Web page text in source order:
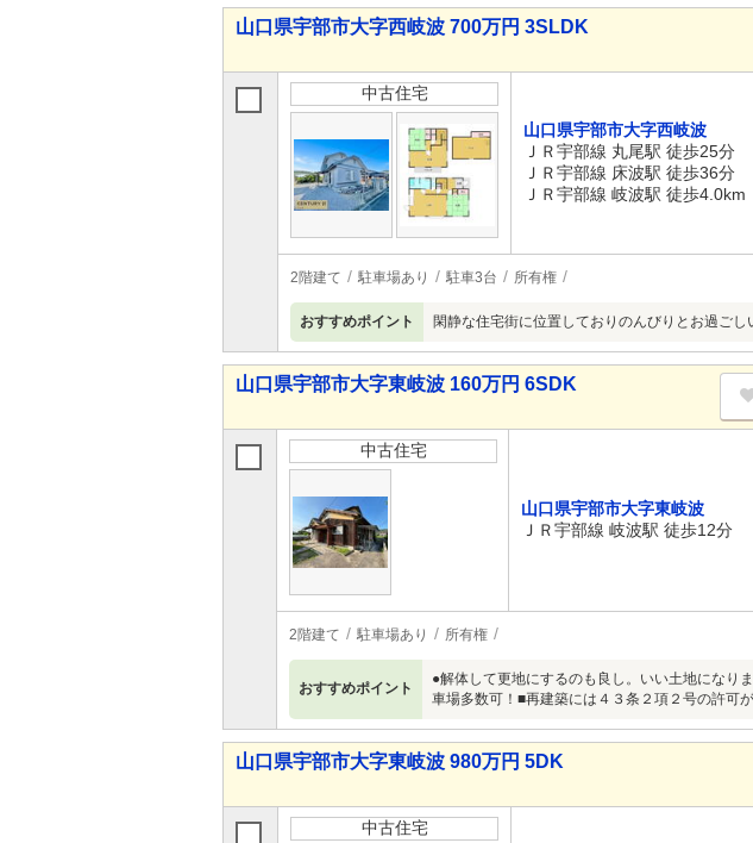
山口県宇部市大字西岐波 700万円 3SLDK
中古住宅
山口県宇部市大字西岐波
ＪＲ宇部線 丸尾駅 徒歩25分
ＪＲ宇部線 床波駅 徒歩36分
ＪＲ宇部線 岐波駅 徒歩4.0km
2階建て 駐車場あり 駐車3台 所有権
おすすめポイント 閑静な住宅街に位置しておりのんびりとお過ご
山口県宇部市大字東岐波 160万円 6SDK
中古住宅
山口県宇部市大字東岐波
ＪＲ宇部線 岐波駅 徒歩12分
2階建て 駐車場あり 所有権
おすすめポイント
●解体して更地にするのも良し。いい土地にな
車場多数可！■再建築には４３条２項２号の許可
山口県宇部市大字東岐波 980万円 5DK
中古住宅